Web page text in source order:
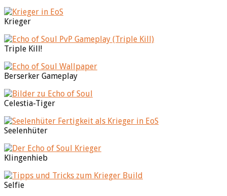
Krieger
Triple Kill!
Berserker Gameplay
Celestia-Tiger
Seelenhüter
Klingenhieb
Selfie